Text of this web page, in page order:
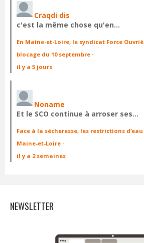
Craqdi dis
c'est la même chose qu'en…
En Maine-et-Loire, le syndicat Force
blocage du 10 septembre ·
il y a 5 jours
Noname
Et le SCO continue à arroser ses…
Face à la sécheresse, les restrictions
Maine-et-Loire ·
il y a 2 semaines
NEWSLETTER